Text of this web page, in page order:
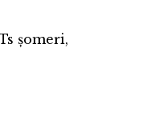
șomeri,
aceștia,